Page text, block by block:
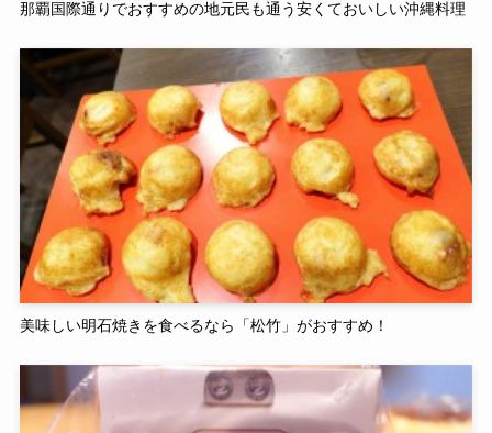
那覇国際通りでおすすめの地元民も通う安くておいしい沖縄料理
美味しい明石焼きを食べるなら「松竹」がおすすめ！